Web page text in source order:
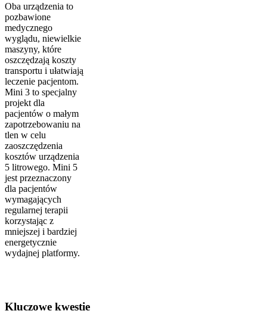
Oba urządzenia to
pozbawione
medycznego
wyglądu, niewielkie
maszyny, które
oszczędzają koszty
transportu i ułatwiają
leczenie pacjentom.
Mini 3 to specjalny
projekt dla
pacjentów o małym
zapotrzebowaniu na
tlen w celu
zaoszczędzenia
kosztów urządzenia
5 litrowego. Mini 5
jest przeznaczony
dla pacjentów
wymagających
regularnej terapii
korzystając z
mniejszej i bardziej
energetycznie
wydajnej platformy.
Kluczowe kwestie